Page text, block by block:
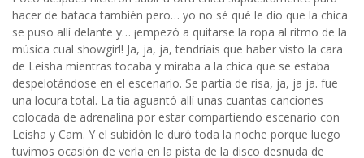
hacer de bataca también pero… yo no sé qué le dio que la chica
se puso allí delante y… ¡empezó a quitarse la ropa al ritmo de la
música cual showgirl! Ja, ja, ja, tendríais que haber visto la cara
de Leisha mientras tocaba y miraba a la chica que se estaba
despelotándose en el escenario. Se partía de risa, ja, ja ja. fue
una locura total. La tía aguantó allí unas cuantas canciones
colocada de adrenalina por estar compartiendo escenario con
Leisha y Cam. Y el subidón le duró toda la noche porque luego
tuvimos ocasión de verla en la pista de la disco desnuda de